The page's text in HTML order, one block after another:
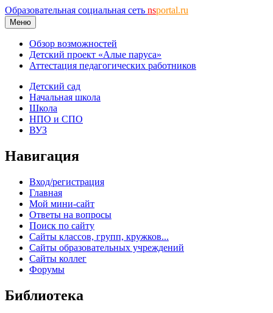
Образовательная социальная сеть nsportal.ru
Меню
Обзор возможностей
Детский проект «Алые паруса»
Аттестация педагогических работников
Детский сад
Начальная школа
Школа
НПО и СПО
ВУЗ
Навигация
Вход/регистрация
Главная
Мой мини-сайт
Ответы на вопросы
Поиск по сайту
Сайты классов, групп, кружков...
Сайты образовательных учреждений
Сайты коллег
Форумы
Библиотека